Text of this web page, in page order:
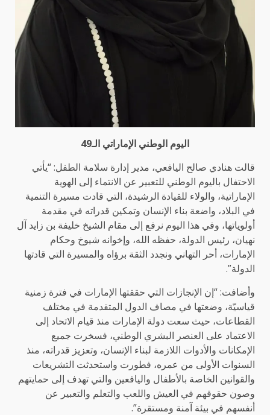
اليوم الوطني الإماراتي الـ49
قالت هنادي صالح اليافعي، مدير إدارة سلامة الطفل: “يأتي
الاحتفال باليوم الوطني للتعبير عن الانتماء إلى الهوية
الإماراتية، والولاء للقيادة الرشيدة، التي قادت مسيرة التنمية
في البلاد، واضعة بناء الإنسان وتمكين قدراته في مقدمة
أولوياتها، وفي هذا اليوم نرفع إلى مقام الشيخ خليفة بن زايد آل
نهيان، رئيس الدولة، حفظه الله، وإخوانه شيوخ وحكام
الإمارات، أحر التهاني ونجدد الثقة برؤاه والمسيرة التي قادتها
الدولة”.
وأضافت: “إن الإنجازات التي حققتها الإمارات في فترة زمنية
قياسيّة، وضعتها في مصاف الدول المتقدمة في مختلف
القطاعات، حيث سعت دولة الإمارات منذ قيام الاتحاد إلى
الاعتماد على العنصر البشري الوطني، فسخرت جميع
الإمكانات والأدوات اللازمة لبناء الإنسان، وتعزيز قدراته، منذ
السنوات الأولى من عمره، فطورت واستحدثت التشريعات
والقوانين الخاصة بالأطفال واليافعين والتي تهدف إلى حمايتهم
وصون حقوقهم في العيش واللعب والتعلم والتعبير عن
أنفسهم في بيئة آمنة ومستقرة”.